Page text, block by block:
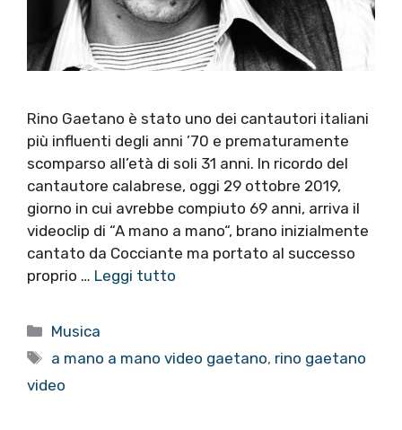
Rino Gaetano è stato uno dei cantautori italiani
più influenti degli anni ’70 e prematuramente
scomparso all’età di soli 31 anni. In ricordo del
cantautore calabrese, oggi 29 ottobre 2019,
giorno in cui avrebbe compiuto 69 anni, arriva il
videoclip di “A mano a mano“, brano inizialmente
cantato da Cocciante ma portato al successo
proprio … Leggi tutto
Categorie
Musica
Tag
a mano a mano video gaetano, rino gaetano
video